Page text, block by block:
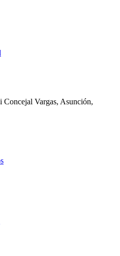
Concejal Vargas, Asunción,